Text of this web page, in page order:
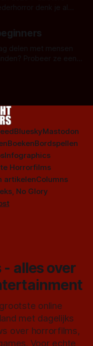
Nederlandse horror
Nederlandse tv-
series uit het duistere of horrorgenre. Als
delen met mensen
Probeer ze eens
BlueskyMastodon
BoekenBordspellen
Infographics
Horrorfilms
artikelenColumns
No Glory
alles over
online
met dagelijks
over horrorfilms,
Voor echte